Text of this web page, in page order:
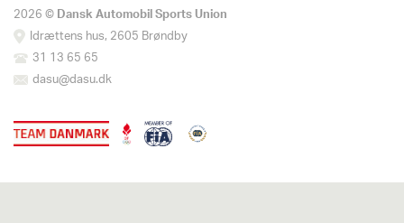
2026 ©Dansk Automobil Sports Union
Idrættens hus, 2605 Brøndby
31 13 65 65
dasu@dasu.dk